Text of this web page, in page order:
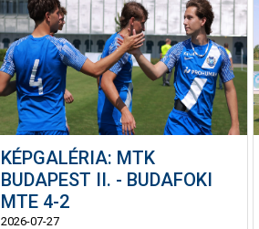
KÉPGALÉRIA: MTK
BUDAPEST II. - BUDAFOKI
MTE 4-2
2026-07-27